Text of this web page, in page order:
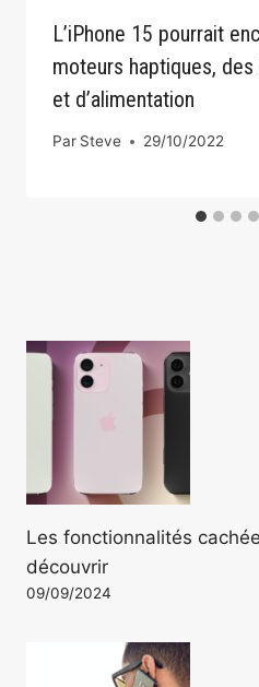
L’iPhone 15 pourrait
moteurs haptiques,
et d’alimentation
Par Steve 29/10/2022
Les fonctionnalités
découvrir
09/09/2024